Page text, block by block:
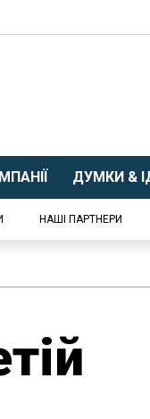
ДУМКИ &
НАШІ ПАРТНЕРИ